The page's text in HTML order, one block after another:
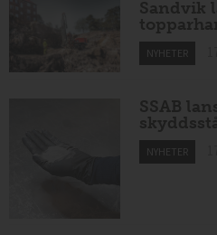
Sandvik
NYHETER
SSAB
NYHETER